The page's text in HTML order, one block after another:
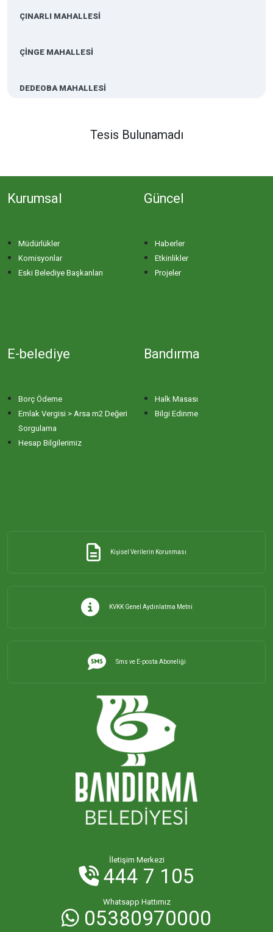
ÇINARLI MAHALLESİ
ÇİNGE MAHALLESİ
DEDEOBA MAHALLESİ
DOĞANPINAR MAHALLESİ
DUTLİMAN MAHALLESİ
ERİKLİ MAHALLESİ
ESKİZİRAATLİ MAHALLESİ
HACI YUSUF MAHALLESİ
İHSANİYE MAHALLESİ
KAYACIK MAHALLESİ
KİRAZLI MAHALLESİ
KUŞCENNETİ MAHALLESİ
MAHBUBELER MAHALLESİ
MİSAKÇA MAHALLESİ
Tesis Bulunamadı
Kurumsal
Müdürlükler
Komisyonlar
Eski Belediye Başkanları
Güncel
Haberler
Etkinlikler
Projeler
E-belediye
Borç Ödeme
Emlak Vergisi > Arsa m2 Değeri
Sorgulama
Hesap Bilgilerimiz
Bandırma
Halk Masası
Bilgi Edinme
Kişisel Verilerin Korunması
KVKK Genel Aydınlatma Metni
Sms ve E-posta Aboneliği
İletişim Merkezi
444 7 105
Whatsapp Hattımız
05380970000